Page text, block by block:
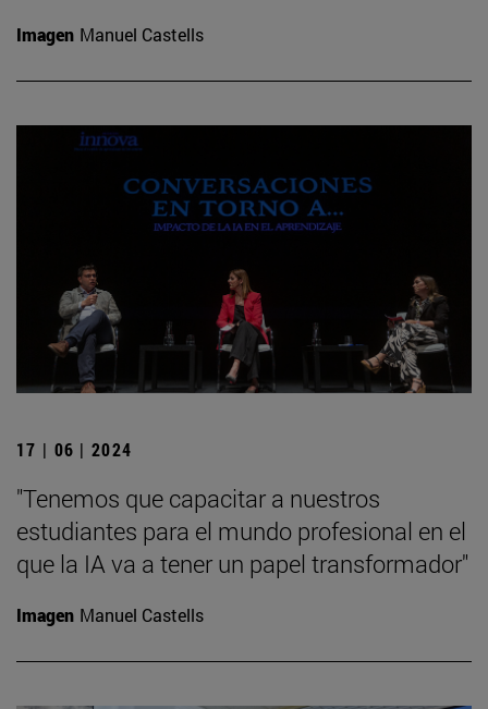
Imagen Manuel Castells
17 | 06 | 2024
"Tenemos que capacitar a nuestros
estudiantes para el mundo profesional en el
que la IA va a tener un papel transformador"
Imagen Manuel Castells